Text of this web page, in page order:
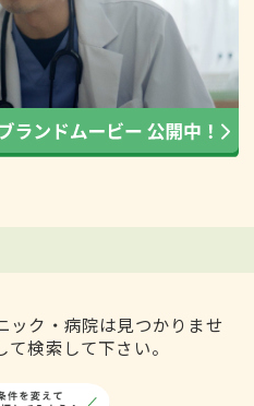
ック・病院は見つかりませ
検索して下さい。